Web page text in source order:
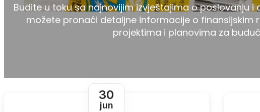
Budite u toku sa najnovijim izvještajima o poslovanju i
možete pronaći detaljne informacije o finansijskim
projektima i planovima za
30
jun